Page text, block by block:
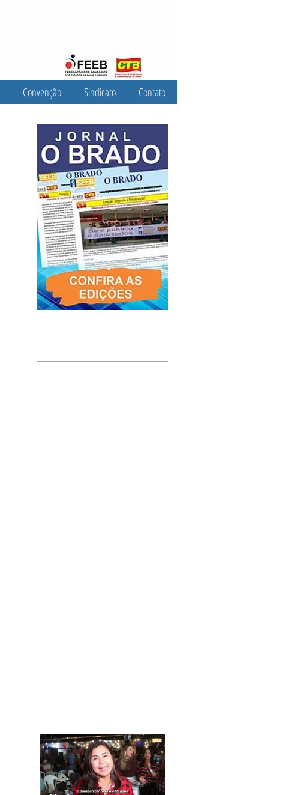
Convenção Sindicato Contato